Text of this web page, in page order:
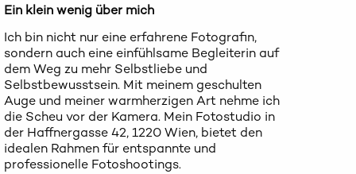
Ein klein wenig über mich
Ich bin nicht nur eine erfahrene Fotografin,
sondern auch eine einfühlsame Begleiterin auf
dem Weg zu mehr Selbstliebe und
Selbstbewusstsein. Mit meinem geschulten
Auge und meiner warmherzigen Art nehme ich
die Scheu vor der Kamera. Mein Fotostudio in
der Haffnergasse 42, 1220 Wien, bietet den
idealen Rahmen für entspannte und
professionelle Fotoshootings.